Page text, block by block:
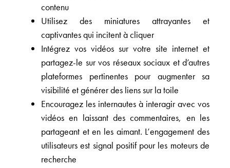
contenu
Utilisez des miniatures attrayantes et
captivantes qui incitent à cliquer
Intégrez vos vidéos sur votre site internet et
partagez-le sur vos réseaux sociaux et d’autres
plateformes pertinentes pour augmenter sa
visibilité et générer des liens sur la toile
Encouragez les internautes à interagir avec vos
vidéos en laissant des commentaires, en les
partageant et en les aimant. L’engagement des
utilisateurs est signal positif pour les moteurs de
recherche